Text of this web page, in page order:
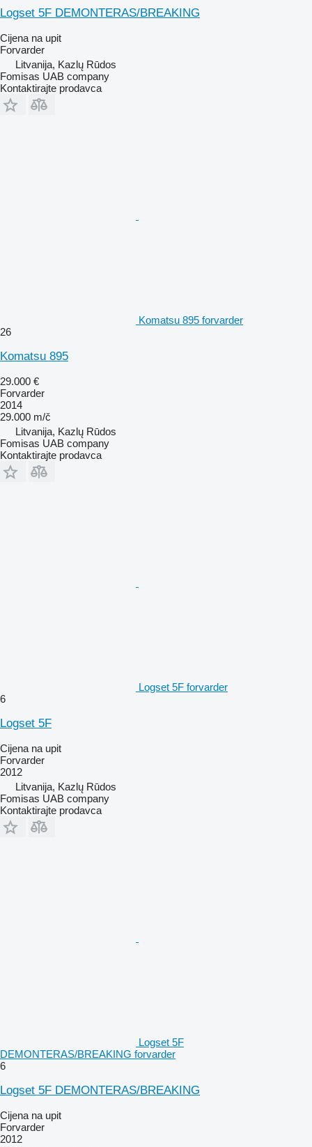
Logset 5F DEMONTERAS/BREAKING
Cijena na upit
Forvarder
Litvanija, Kazlų Rūdos
Fomisas UAB company
Kontaktirajte prodavca
Komatsu 895 forvarder
26
Komatsu 895
29.000 €
Forvarder
2014
29.000 m/č
Litvanija, Kazlų Rūdos
Fomisas UAB company
Kontaktirajte prodavca
Logset 5F forvarder
6
Logset 5F
Cijena na upit
Forvarder
2012
Litvanija, Kazlų Rūdos
Fomisas UAB company
Kontaktirajte prodavca
Logset 5F
DEMONTERAS/BREAKING forvarder
6
Logset 5F DEMONTERAS/BREAKING
Cijena na upit
Forvarder
2012